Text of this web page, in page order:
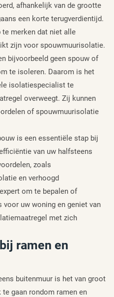
afhankelijk van de grootte
een korte terugverdientijd.
merken dat niet alle
zijn voor spouwmuurisolatie.
bijvoorbeeld geen spouw of
te isoleren. Daarom is het
isolatiespecialist te
overweegt. Zij kunnen
of spouwmuurisolatie
is een essentiële stap bij
van uw halfsteens
zoals
en verhoogd
om te bepalen of
uw woning en geniet van
met zich
ramen en
buitenmuur is het van groot
gaan rondom ramen en